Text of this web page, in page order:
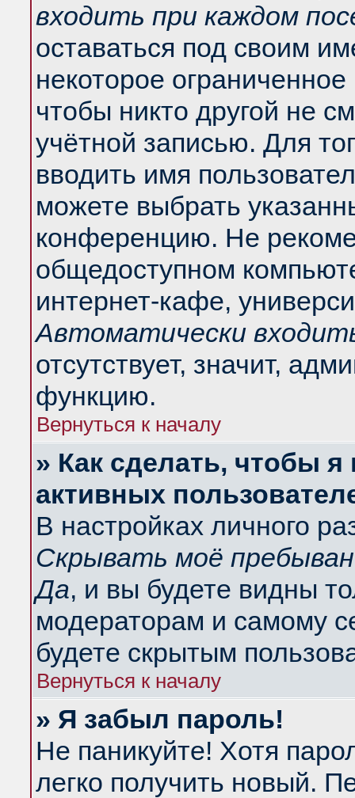
входить при каждом
оставаться под своим
некоторое
чтобы никто другой не
учётной записью. Для
вводить имя
можете выбрать
конференцию. Не
общедоступном
интернет-кафе,
Автоматически
отсутствует, значит,
функцию.
Вернуться к началу
» Как сделать, чтобы
активных
В настройках личного
Скрывать моё
Да, и вы будете видны
модераторам и самому
будете скрытым
Вернуться к началу
» Я забыл пароль!
Не паникуйте! Хотя
легко получить новый.